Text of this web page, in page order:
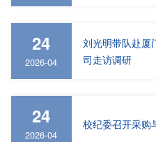
24
2026-04
刘光明带队赴厦
司走访调研
24
2026-04
校纪委召开采购